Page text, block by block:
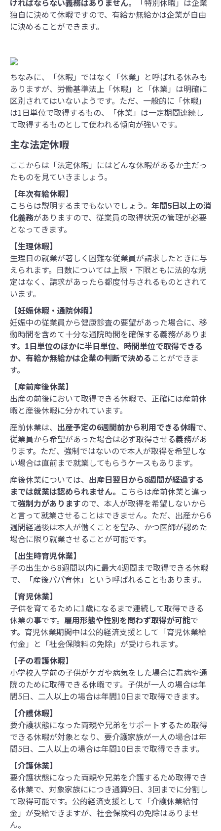
ければならない義務はありません。
「特別休暇」は企業
独自に決めて休暇ですので、有給か無給かは企業が自由
に決めることができます。
ちなみに、「休暇」ではなく「休業」と呼ばれる休みも
ありますが、労働基準法上「休暇」と「休業」は明確に
区別されてはいないようです。ただ、一般的に「休暇」
は1日単位で取得するもの、「休業」は一定期間連続し
て取得するものとして使われる傾向が強いです。
主な法定休暇
ここからは「法定休暇」にはどんな休暇があるか主だっ
たものを見ていきましょう。
【年次有給休暇】
こちらは説明するまでもないでしょう。 年間5日以上の消
化義務がありますので、従業員の取得状況の管理が必要
となってきます。
【生理休暇】
生理日の就業が著しく困難な従業員が請求したときに与
えられます。日数については上限・下限ともに法的な規
定はなく、請求があったら都度付与されるものとされて
います。
【妊娠休暇・通院休暇】
妊娠中の従業員から健康診査の要望があった場合に、移
動時間を含めて十分な通院時間を確保する義務がありま
す。 1日単位のほかに半日単位、時間単位で取得できる
か、有給か無給かは企業の判断で決める ことができま
す。
【産前産後休業】
出産の前後において取得できる休暇で、正確には産前休
暇と産後休暇に分かれています。
産前休業は、 出産予定の6週間前から利用できる休暇で、
従業員から希望があった場合は必ず取得させる義務があ
ります。ただ、強制ではないので本人が取得を希望しな
い場合は直前まで就業してもらうケースもあります。
産後休業については、 出産日翌日から8週間が経過する
までは就業は認められません。 こちらは産前休業と違っ
て強制力がありますので、本人が取得を希望しないから
と言って就業させることはできません。ただ、出産から6
週間経過後は本人が働くことを望み、かつ医師が認めた
場合に限り就業させることが可能です。
【出生時育児休業】
子の出生から8週間以内に最大4週間まで取得できる休暇
で、「産後パパ育休」という呼ばれることもあります。
【育児休業】
子供を育てるために1歳になるまで連続して取得できる
休業の事です。 雇用形態や性別を問わず取得が可能で
す。育児休業期間中は公的経済支援として「育児休業給
付金」と「社会保険料の免除」が受けられます。
【子の看護休暇】
小学校入学前の子供がケガや病気をした場合に看病や通
院のために取得できる休暇です。子供が一人の場合は年
間5日、二人以上の場合は年間10日まで取得できます。
【介護休暇】
要介護状態になった両親や兄弟をサポートするため取得
できる休暇が対象となり、要介護家族が一人の場合は年
間5日、二人以上の場合は年間10日まで取得できます。
【介護休業】
要介護状態になった両親や兄弟を介護するため取得でき
る休業で、対象家族ににつき通算9日、3回までに分割し
て取得可能です。公的経済支援として「介護休業給付
金」が受給できますが、社会保険料の免除はありませ
ん。